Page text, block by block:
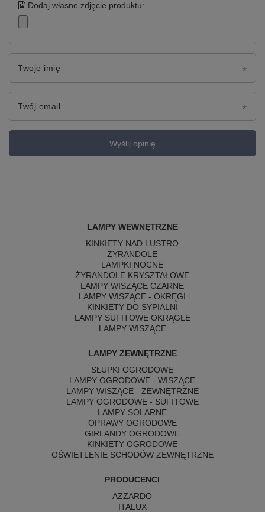
Dodaj własne zdjęcie produktu:
Twoje imię
Twój email
Wyślij opinię
LAMPY WEWNĘTRZNE
KINKIETY NAD LUSTRO
ŻYRANDOLE
LAMPKI NOCNE
ŻYRANDOLE KRYSZTAŁOWE
LAMPY WISZĄCE CZARNE
LAMPY WISZĄCE - OKRĘGI
KINKIETY DO SYPIALNI
LAMPY SUFITOWE OKRĄGŁE
LAMPY WISZĄCE
LAMPY ZEWNĘTRZNE
SŁUPKI OGRODOWE
LAMPY OGRODOWE - WISZĄCE
LAMPY WISZĄCE - ZEWNĘTRZNE
LAMPY OGRODOWE - SUFITOWE
LAMPY SOLARNE
OPRAWY OGRODOWE
GIRLANDY OGRODOWE
KINKIETY OGRODOWE
OŚWIETLENIE SCHODÓW ZEWNĘTRZNE
PRODUCENCI
AZZARDO
ITALUX